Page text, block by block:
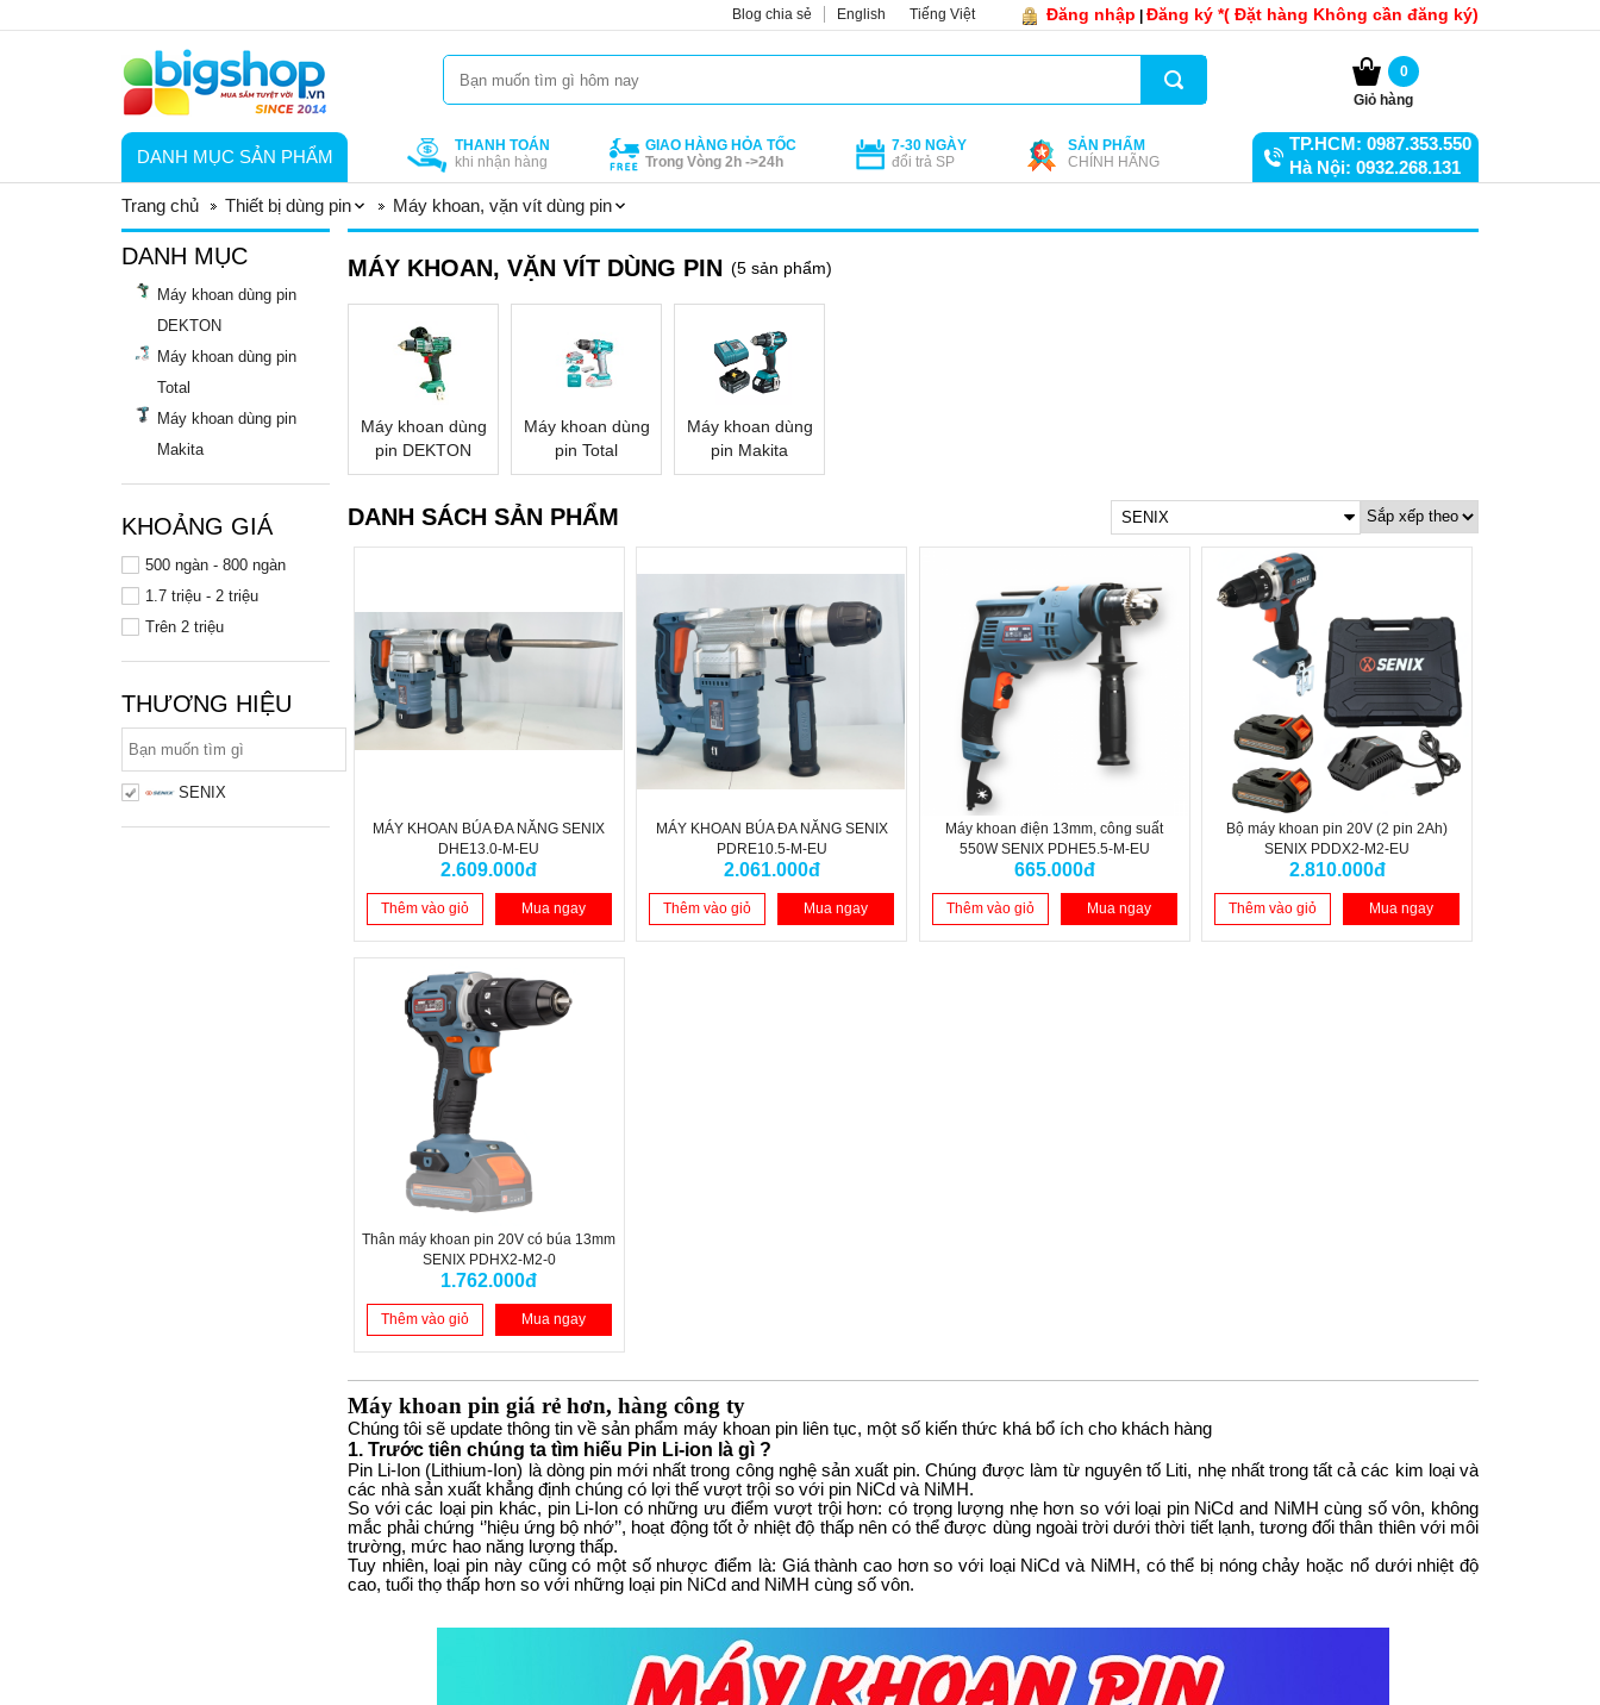
Đăng nhập Đăng ký *( Đặt hàng Không cần đăng ký)
Blog chia sẻ English Tiếng Việt
0
Giỏ hàng
DANH MỤC SẢN PHẨM
THANH TOÁN
khi nhận hàng
GIAO HÀNG HỎA TỐC
Trong Vòng 2h ->24h
7-30 NGÀY
đổi trả SP
SẢN PHẨM
CHÍNH HÃNG
TP.HCM: 0987.353.550
Hà Nội: 0932.268.131
Trang chủ
Thiết bị dùng pin Máy khoan, vặn vít dùng pin
DANH MỤC
Máy khoan dùng pin
DEKTON
Máy khoan dùng pin
Total
Máy khoan dùng pin
Makita
KHOẢNG GIÁ
500 ngàn - 800 ngàn
1.7 triệu - 2 triệu
Trên 2 triệu
THƯƠNG HIỆU
SENIX
MÁY KHOAN, VẶN VÍT DÙNG PIN (5 sản phẩm)
Máy khoan dùng
pin DEKTON
Máy khoan dùng
pin Total
Máy khoan dùng
pin Makita
DANH SÁCH SẢN PHẨM SENIX
MÁY KHOAN BÚA ĐA NĂNG SENIX
DHE13.0-M-EU
2.609.000đ
Thêm vào giỏ Mua ngay
MÁY KHOAN BÚA ĐA NĂNG SENIX
PDRE10.5-M-EU
2.061.000đ
Thêm vào giỏ Mua ngay
Máy khoan điện 13mm, công suất
550W SENIX PDHE5.5-M-EU
665.000đ
Thêm vào giỏ Mua ngay
Bộ máy khoan pin 20V (2 pin 2Ah)
SENIX PDDX2-M2-EU
2.810.000đ
Thêm vào giỏ Mua ngay
Thân máy khoan pin 20V có búa 13mm
SENIX PDHX2-M2-0
1.762.000đ
Thêm vào giỏ Mua ngay
Máy khoan pin giá rẻ hơn, hàng công ty
Chúng tôi sẽ update thông tin về sản phẩm máy khoan pin liên tục, một số kiến thức khá bổ ích cho khách hàng
1. Trước tiên chúng ta tìm hiếu Pin Li-ion là gì ?
Pin Li-Ion (Lithium-Ion) là dòng pin mới nhất trong công nghệ sản xuất pin. Chúng được làm từ nguyên tố Liti, nhẹ nhất trong tất cả các kim loại và
các nhà sản xuất khẳng định chúng có lợi thế vượt trội so với pin NiCd và NiMH.
So với các loại pin khác, pin Li-Ion có những ưu điểm vượt trội hơn: có trọng lượng nhẹ hơn so với loại pin NiCd and NiMH cùng số vôn, không
mắc phải chứng ‘’hiệu ứng bộ nhớ’’, hoạt động tốt ở nhiệt độ thấp nên có thể được dùng ngoài trời dưới thời tiết lạnh, tương đối thân thiên với môi
trường, mức hao năng lượng thấp.
Tuy nhiên, loại pin này cũng có một số nhược điểm là: Giá thành cao hơn so với loại NiCd và NiMH, có thể bị nóng chảy hoặc nổ dưới nhiệt độ
cao, tuổi thọ thấp hơn so với những loại pin NiCd and NiMH cùng số vôn.